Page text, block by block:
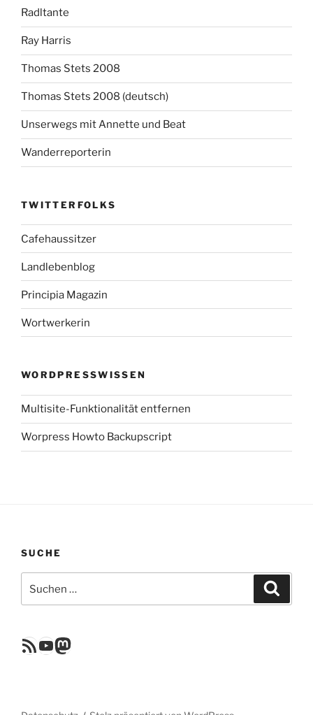
Radltante
Ray Harris
Thomas Stets 2008
Thomas Stets 2008 (deutsch)
Unserwegs mit Annette und Beat
Wanderreporterin
TWITTERFOLKS
Cafehaussitzer
Landlebenblog
Principia Magazin
Wortwerkerin
WORDPRESSWISSEN
Multisite-Funktionalität entfernen
Worpress Howto Backupscript
SUCHE
nach:
RSS FeedYouTube
Mastodon